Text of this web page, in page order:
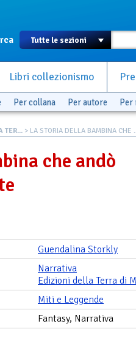
Libri collezionismo
Per collana Per autore Per
TER... > LA STORIA DELLA BAMBINA CHE
che andò
Guendalina Storkly
Narrativa
Edizioni della Terra di
Miti e Leggende
Fantasy, Narrativa